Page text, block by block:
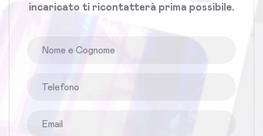
incaricato ti ricontatterà prima possibile.